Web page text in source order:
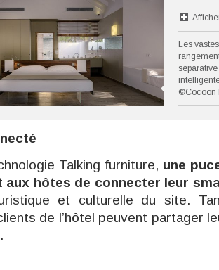
Les
©Cocoon
Talking furniture, une
aux hôtes de connecter leur
et culturelle du site.
de l’hôtel peuvent partager